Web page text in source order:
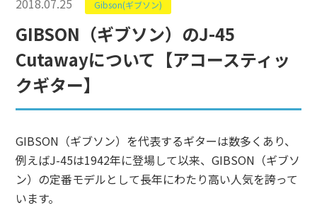
2018.07.25 Gibson(ギブソン)
GIBSON（ギブソン）のJ-45
Cutawayについて【アコースティッ
クギター】
GIBSON（ギブソン）を代表するギターは数多くあり、
例えばJ-45は1942年に登場して以来、GIBSON（ギブソ
ン）の定番モデルとして長年にわたり高い人気を誇って
います。